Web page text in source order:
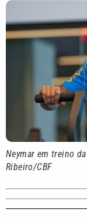
Neymar em treino
Ribeiro/CBF